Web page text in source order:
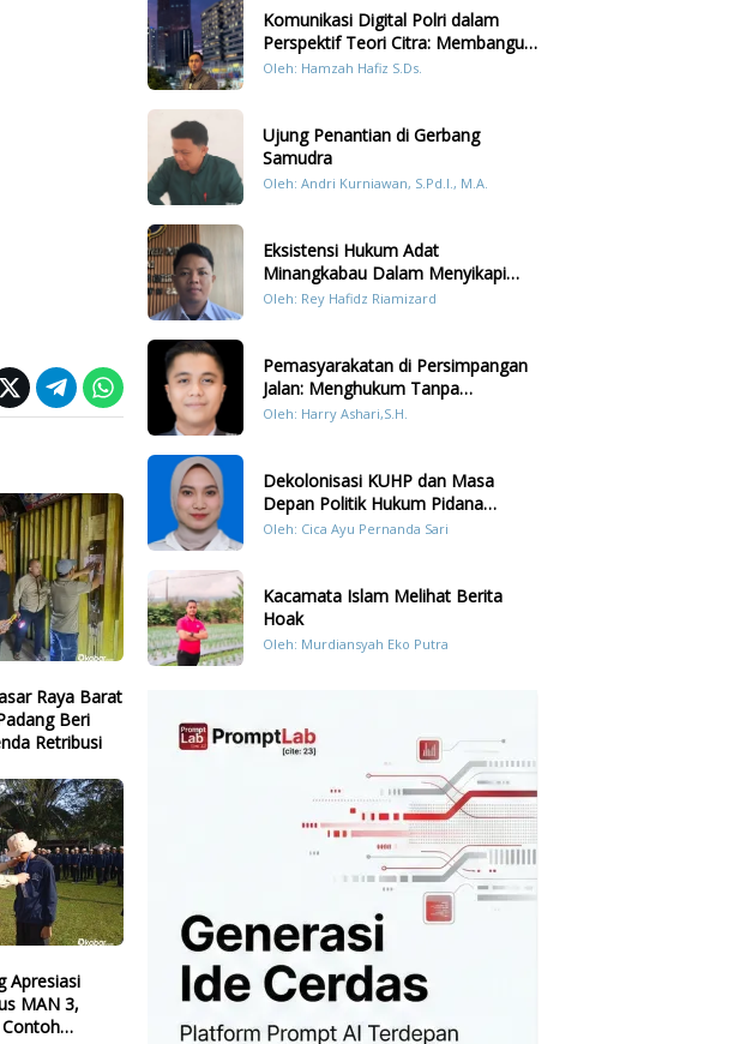
Raya Barat
Beri
Retribusi
Apresiasi
MAN 3,
Contoh
Komunikasi Digital Polri dalam
Perspektif Teori Citra: Membangun
Kepercayaan Publik Melalui Konten
Oleh: Hamzah Hafiz S.Ds.
Ujung Penantian di Gerbang
Samudra
Oleh: Andri Kurniawan, S.Pd.I., M.A.
Eksistensi Hukum Adat
Minangkabau Dalam Menyikapi
Prilaku LGBT Analisis Perbandingan
Oleh: Rey Hafidz Riamizard
Pemasyarakatan di Persimpangan
Jalan: Menghukum Tanpa
Memulihkan?
Oleh: Harry Ashari,S.H.
Dekolonisasi KUHP dan Masa
Depan Politik Hukum Pidana
Indonesia
Oleh: Cica Ayu Pernanda Sari
Kacamata Islam Melihat Berita
Hoak
Oleh: Murdiansyah Eko Putra